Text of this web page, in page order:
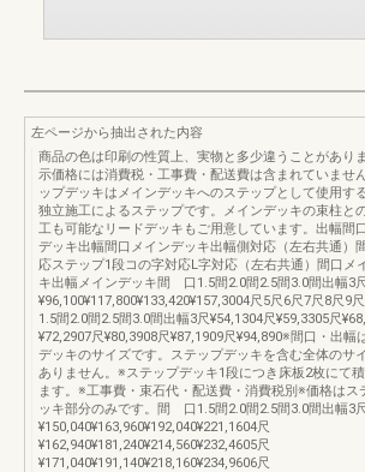
左ページから抽出された内容
商品の色は印刷の性質上、実物と多少違うことがあり
示価格には消費税・工事費・配送費は含まれていませ
ップデッキはメインデッキへのステップとして使用す
独立施工によるステップです。メインデッキの束柱と
工も可能なリードデッキもご用意しています。出幅間
デッキ出幅間口メインデッキ出幅側対応（左右共通）
応ステップ1段コの字対応L字対応（左右共通）間口メ
キ出幅メインデッキ間 口1.5間2.0間2.5間3.0間出幅3尺
¥96,100¥117,800¥133,420¥157,3004尺5尺6尺7尺8尺9
1.5間2.0間2.5間3.0間出幅3尺¥54,1304尺¥59,3305尺
¥72,2907尺¥80,3908尺¥87,1909尺¥94,890※間口・出幅
デッキのサイズです。ステップデッキを含む全体のサ
ありません。※ステップデッキ1段につき床板2枚にて
ます。※工事費・束石代・配送費・消費税別※価格はス
ッキ部分のみです。間 口1.5間2.0間2.5間3.0間出幅3尺
¥150,040¥163,960¥192,040¥221,1604尺
¥162,940¥181,240¥214,560¥232,4605尺
¥171,040¥191,140¥218,160¥234,9606尺